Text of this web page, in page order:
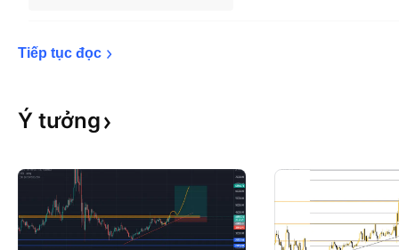
Tiếp tục đọc
Ý tưởng